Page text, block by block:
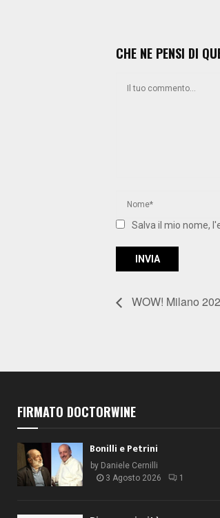
CHE NE PENSI DI
Salva il mio nome,
WOW! Milano
FIRMATO DOCTORWINE
Bonilli e Petrini
by Daniele Cernilli
3 Agosto 2026
1